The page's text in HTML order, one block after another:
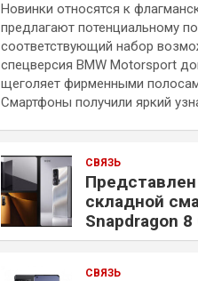
Новинки относятся к
предлагают потенциальному
соответствующий набор
спецверсия BMW Motorsport
щеголяет фирменными
Смартфоны получили яркий
СВЯЗЬ
складной
Snapdragon 8
СВЯЗЬ